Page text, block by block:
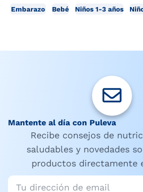
Embarazo Bebé Niños 1-3 años
Mantente al día con Puleva
Recibe consejos de
saludables y novedades
productos directamente